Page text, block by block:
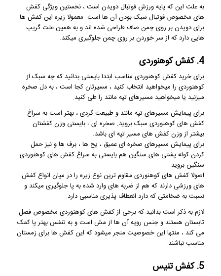
به علت این که پایه ورزش فوتبال دویدن است ، نخستین ویژگی کفش
های مخصوص فوتبال سبک بودن آن ها است. معمولا زیره این کفش ها
برای دویدن بر روی چمن صاف طراحی شده اند و به همین علت گریپ
هایی دارد که از سر خوردن بر روی چمن جلوگیری میکند.
4. کفش کوهنوردی
برای خرید کفش کوهنوردی مناسب ابتدا بایستی بدانید که چه سبک از
کوهنوردی را میخواهید انتخاب کنید ، مسیرتان کجا است ، به دل صخره
میزنید یا میخواهید مسیرهای تپه مانند را طی کنید.
برای پیمایش مسیرهای تپه مانند و طبیعت گردی ، بهتر است به سراغ
کفش های کوهنوردی سبک بروید. صخره ای ، بایستی وزن کفشتان
بیشتر از وزن کفش های مسیر تپه ای باشد.
برای پیمایش مسیرهای صخره ای عمیق ، یخ ها ، برف ها و نیز حمل
کردن کوله پشتی های سنگین هم بایستی به سراغ کفش های کوهنوردی
سنگین بروید.
اصولا کفش های کوهنوردی مقاوم ترین نوع زیره را در میان انواع کفش
های ورزشی دارند که هم از ضربه های وارد شده به پا جلوگیری میکند و
نسبت به ضخامتی که دارد انعطاف پذیری مناسبی دارد.
لازم به ذکر است بدانید که برخی از کفش های کوهنوردی مخصوص فصل
تابستان هستند و جنس رویه آن ها از مش است و به تنفس بهتر پا کمک
می کند ، منتها این خصوصیت منجر میشود که این کفش ها برای زمستان
مناسب نباشند.
5. کفش تنیس